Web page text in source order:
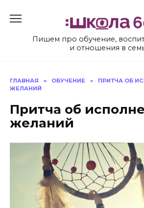
Пишем про обучение,
и отношения в
ГЛАВНАЯ » ОБУЧЕНИЕ »
ПРИТЧА ОБ
ЖЕЛАНИЙ
Притча об
желаний